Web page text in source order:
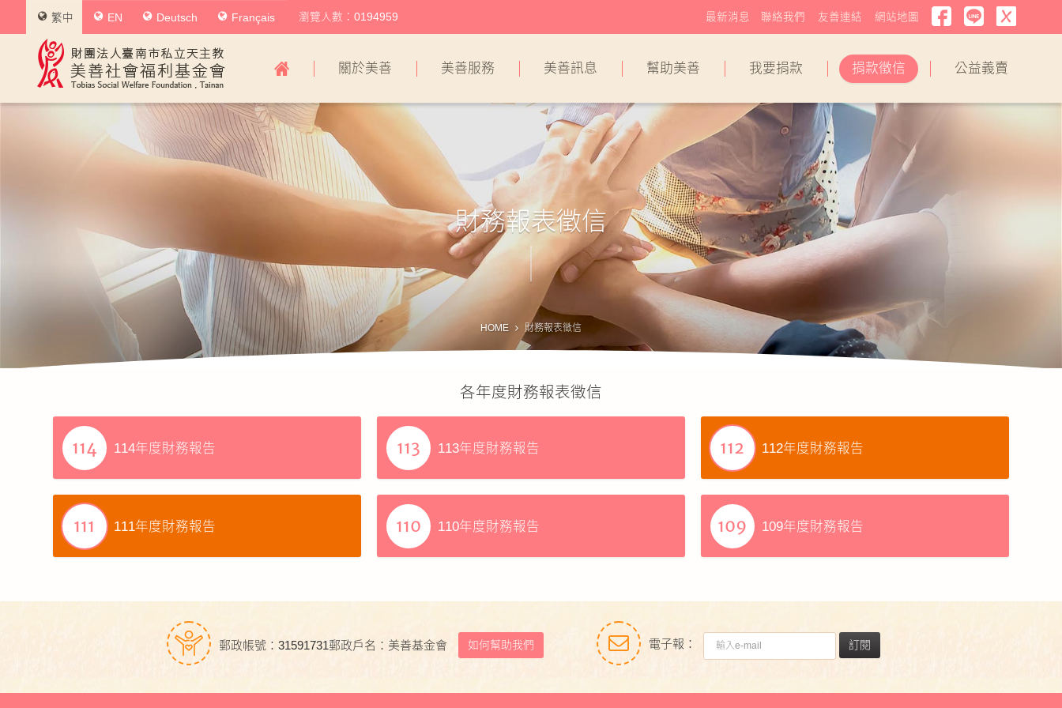
社
會
福
利
基
會
主
導
覽
關於美善 美善服務 美善訊息 幫助美善 我要捐款 捐款徵信 公益義賣
繁中 EN Deutsch Français 瀏覽人數：0194959 最新消息 聯絡我們 友善連結 網站地圖
財務報表徵信
HOME 財務報表徵信
各年度財務報表徵信
114年度財務報告 113年度財務報告 112年度財務報告
111年度財務報告 110年度財務報告 109年度財務報告
郵政帳號：31591731郵政戶名：美善基金會 如何幫助我們 電子報： 訂閱